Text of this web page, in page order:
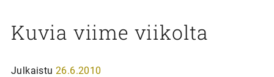
Kuvia viime viikolta
Julkaistu 26.6.2010